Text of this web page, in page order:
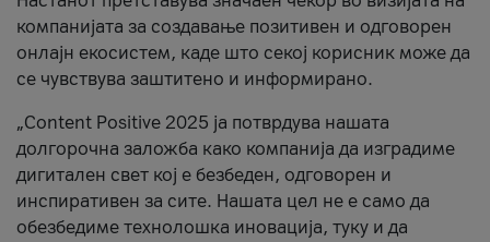
компанијата за создавање позитивен и одговорен
онлајн екосистем, каде што секој корисник може да
се чувствува заштитено и информирано.
„Content Positive 2025 ја потврдува нашата
долгорочна заложба како компанија да изградиме
дигитален свет кој е безбеден, одговорен и
инспиративен за сите. Нашата цел не е само да
обезбедиме технолошка иновација, туку и да